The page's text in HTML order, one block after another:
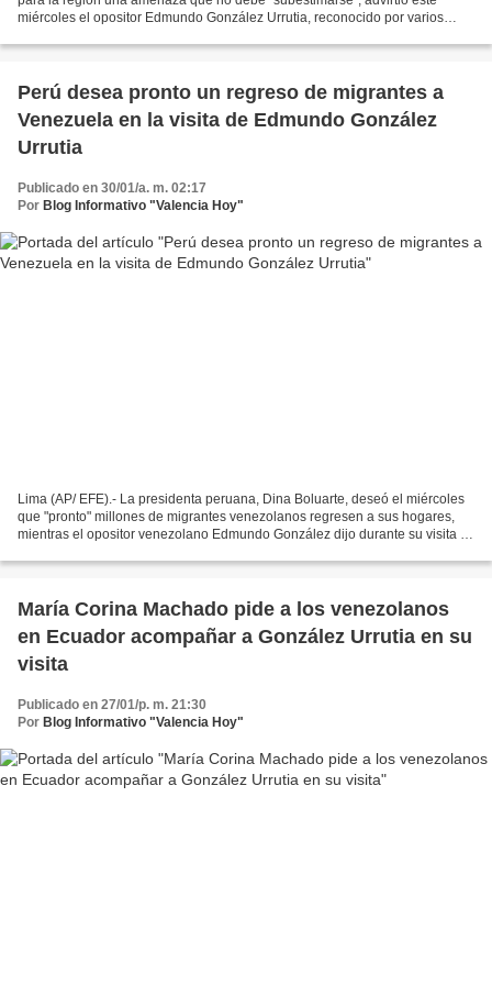
miércoles el opositor Edmundo González Urrutia, reconocido por varios
Perú desea pronto un regreso de migrantes a
Venezuela en la visita de Edmundo González
Urrutia
Publicado en 30/01/a. m. 02:17
Por Blog Informativo "Valencia Hoy"
Lima (AP/ EFE).- La presidenta peruana, Dina Boluarte, deseó el miércoles
que "pronto" millones de migrantes venezolanos regresen a sus hogares,
mientras el opositor venezolano Edmundo González dijo durante su visita a
María Corina Machado pide a los venezolanos
en Ecuador acompañar a González Urrutia en su
visita
Publicado en 27/01/p. m. 21:30
Por Blog Informativo "Valencia Hoy"